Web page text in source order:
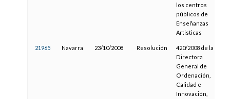
los centros
públicos de
Enseñanzas
Artísticas
21965 Navarra 23/10/2008 Resolución
420/2008 de la
Directora
General de
Ordenación,
Calidad e
Innovación,